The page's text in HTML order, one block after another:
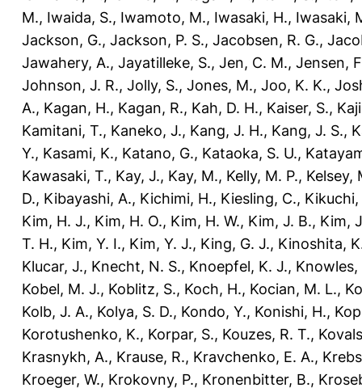
M., Iwaida, S., Iwamoto, M., Iwasaki, H., Iwasaki,
Jackson, G., Jackson, P. S., Jacobsen, R. G.,
Jawahery, A., Jayatilleke, S., Jen, C. M., Jensen,
Johnson, J. R., Jolly, S., Jones, M., Joo, K. K.,
A., Kagan, H., Kagan, R., Kah, D. H., Kaiser, S.,
Kamitani, T., Kaneko, J., Kang, J. H., Kang, J. S.,
Y., Kasami, K., Katano, G., Kataoka, S. U.,
Kawasaki, T., Kay, J., Kay, M., Kelly, M. P., Kelsey,
D., Kibayashi, A., Kichimi, H., Kiesling, C., Kikuchi,
Kim, H. J., Kim, H. O., Kim, H. W., Kim, J. B., Kim,
T. H., Kim, Y. I., Kim, Y. J., King, G. J., Kinoshita,
Klucar, J., Knecht, N. S., Knoepfel, K. J., Knowles,
Kobel, M. J., Koblitz, S., Koch, H., Kocian, M. L.,
Kolb, J. A., Kolya, S. D., Kondo, Y., Konishi, H.,
Korotushenko, K., Korpar, S., Kouzes, R. T.,
Krasnykh, A., Krause, R., Kravchenko, E. A.,
Kroeger, W., Krokovny, P., Kronenbitter, B.,